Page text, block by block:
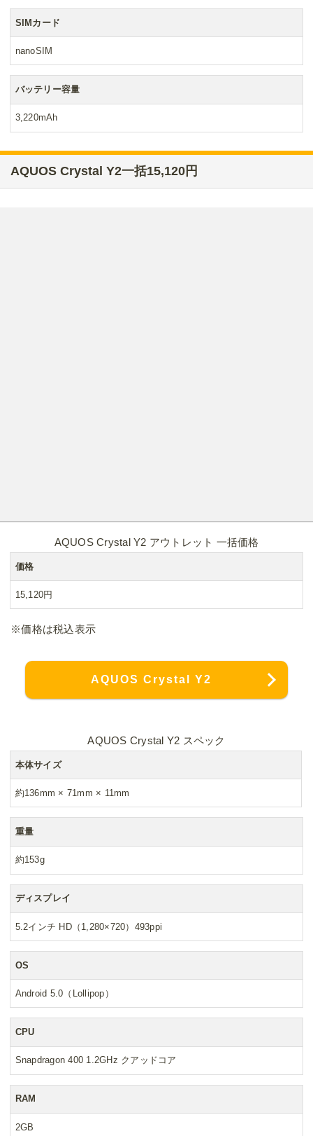
SIMカード
nanoSIM
バッテリー容量
3,220mAh
AQUOS Crystal Y2一括15,120円
AQUOS Crystal Y2 アウトレット 一括価格
価格
15,120円
※価格は税込表示
AQUOS Crystal Y2
AQUOS Crystal Y2 スペック
本体サイズ
約136mm × 71mm × 11mm
重量
約153g
ディスプレイ
5.2インチ HD（1,280×720）493ppi
OS
Android 5.0（Lollipop）
CPU
Snapdragon 400 1.2GHz クアッドコア
RAM
2GB